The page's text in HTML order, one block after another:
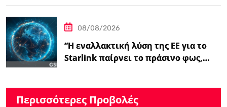
08/08/2026
“Η εναλλακτική λύση της ΕΕ για το
Starlink παίρνει το πράσινο φως,…
Περισσότερες Προβολές